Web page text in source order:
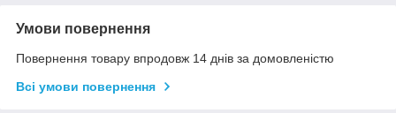
Умови повернення
Повернення товару впродовж 14 днів за домовленістю
Всі умови повернення